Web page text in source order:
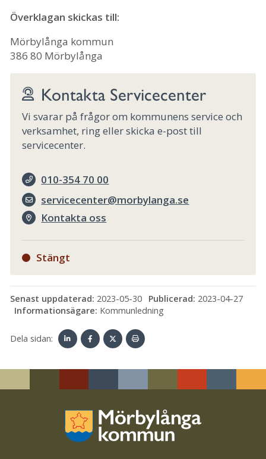
Överklagan skickas till:
Mörbylånga kommun
386 80 Mörbylånga
Kontakta Servicecenter
Vi svarar på frågor om kommunens service och
verksamhet, ring eller skicka e-post till
servicecenter.
010-354 70 00
servicecenter@morbylanga.se
Kontakta oss
Stängt
Senast uppdaterad: 2023-05-30 Publicerad: 2023-04-27
Informationsägare: Kommunledning
Dela sidan: